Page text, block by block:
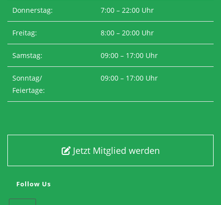
Donnerstag: 7:00 – 22:00 Uhr
Freitag: 8:00 – 20:00 Uhr
Samstag: 09:00 – 17:00 Uhr
Sonntag/
Feiertage:
09:00 – 17:00 Uhr
Jetzt Mitglied werden
Follow Us